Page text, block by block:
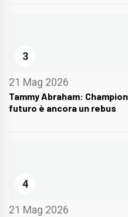
3
21 Mag 2026
Tammy Abraham:
futuro è ancora un rebus
4
21 Mag 2026